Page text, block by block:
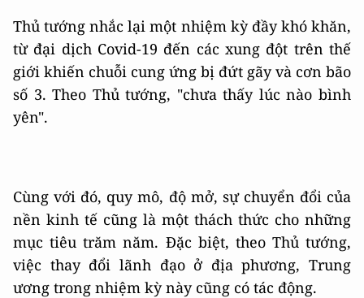
Thủ tướng nhắc lại một nhiệm kỳ đầy khó khăn,
từ đại dịch Covid-19 đến các xung đột trên thế
giới khiến chuỗi cung ứng bị đứt gãy và cơn bão
số 3. Theo Thủ tướng, "chưa thấy lúc nào bình
yên".
Cùng với đó, quy mô, độ mở, sự chuyển đổi của
nền kinh tế cũng là một thách thức cho những
mục tiêu trăm năm. Đặc biệt, theo Thủ tướng,
việc thay đổi lãnh đạo ở địa phương, Trung
ương trong nhiệm kỳ này cũng có tác động.